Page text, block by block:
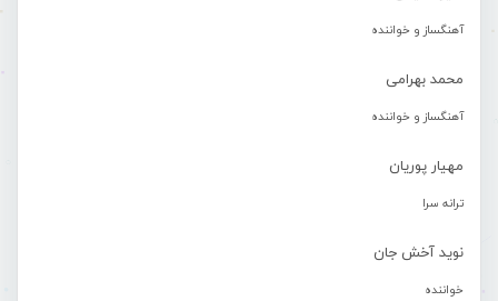
آهنگساز و خواننده
محمد بهرامی
آهنگساز و خواننده
مهیار پوریان
ترانه سرا
نوید آخش جان
خواننده